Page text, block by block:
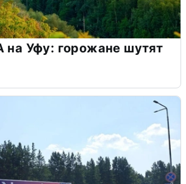
на Уфу: горожане шутят